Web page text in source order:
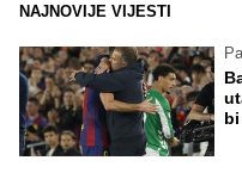
NAJNOVIJE VIJESTI